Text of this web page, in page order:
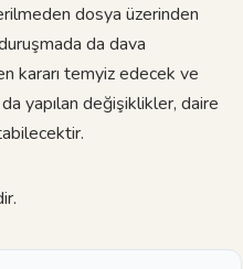
dosya üzerinden
da dava
kararı temyiz edecek ve
yapılan değişiklikler, daire